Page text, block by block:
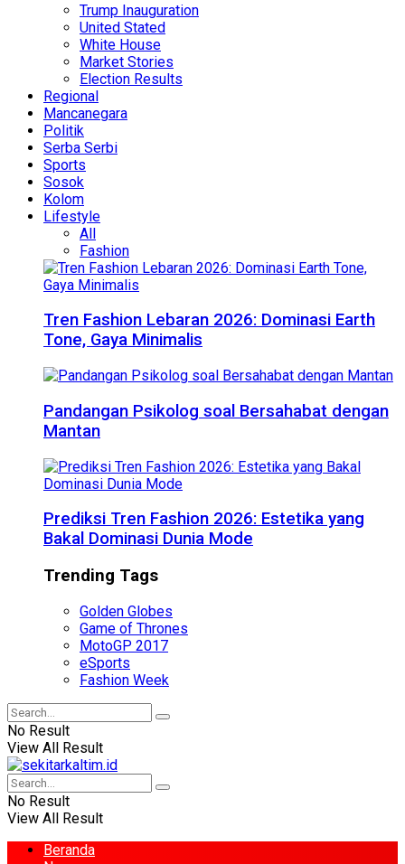
Trump Inauguration
United Stated
White House
Market Stories
Election Results
Regional
Mancanegara
Politik
Serba Serbi
Sports
Sosok
Kolom
Lifestyle
All
Fashion
Tren Fashion Lebaran 2026: Dominasi Earth
Tone, Gaya Minimalis
Pandangan Psikolog soal Bersahabat dengan
Mantan
Prediksi Tren Fashion 2026: Estetika yang
Bakal Dominasi Dunia Mode
Trending Tags
Golden Globes
Game of Thrones
MotoGP 2017
eSports
Fashion Week
No Result
View All Result
No Result
View All Result
Beranda